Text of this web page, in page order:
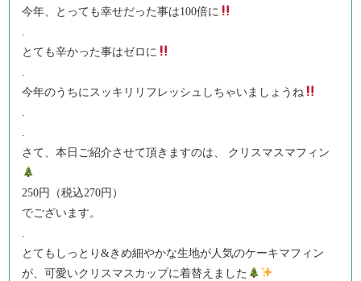
今年、とっても幸せだった事は100倍に
とても辛かった事はゼロに
今年のうちにスッキリリフレッシュしちゃいましょうね
さて、本日ご紹介させて頂きますのは、 クリスマスマフィン
250円（税込270円）
でございます。
とてもしっとり&きめ細やかな生地が人気のケーキマフィン
が、可愛いクリスマスカップに着替えました